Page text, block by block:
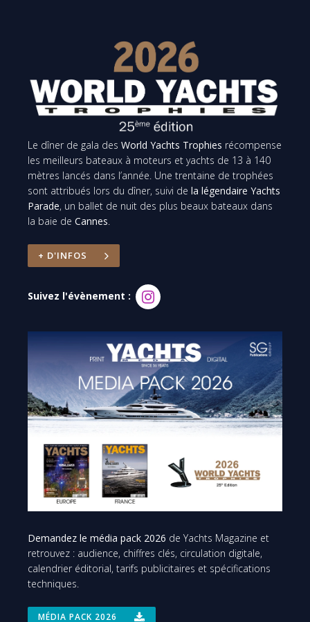
Le dîner de gala des World Yachts Trophies récompense
les meilleurs bateaux à moteurs et yachts de 13 à 140
mètres lancés dans l’année. Une trentaine de trophées
sont attribués lors du dîner, suivi de la légendaire Yachts
Parade, un ballet de nuit des plus beaux bateaux dans
la baie de Cannes.
+ D'INFOS
Suivez l'évènement :
Demandez le média pack 2026 de Yachts Magazine et
retrouvez : audience, chiffres clés, circulation digitale,
calendrier éditorial, tarifs publicitaires et spécifications
techniques.
MÉDIA PACK 2026